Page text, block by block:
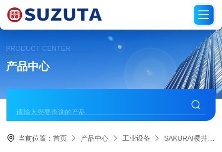
PRODUCT CENTER
产品中心
当前位置：首页 产品中心 工业设备 SAKURAI樱井